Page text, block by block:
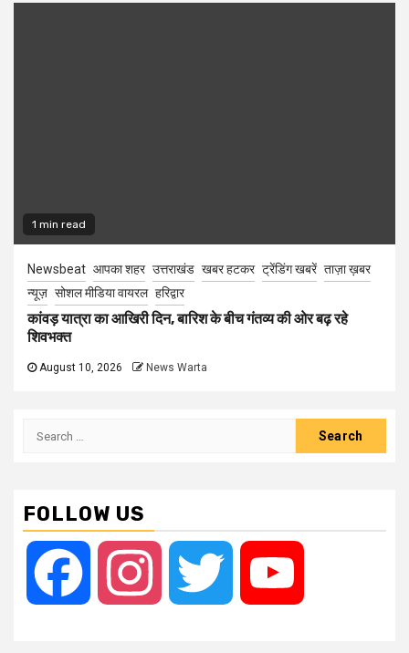
1 min read
Newsbeat आपका शहर उत्तराखंड खबर हटकर ट्रेंडिंग खबरें ताज़ा ख़बर
न्यूज़ सोशल मीडिया वायरल हरिद्वार
कांवड़ यात्रा का आखिरी दिन, बारिश के बीच गंतव्य की ओर बढ़ रहे
शिवभक्त
August 10, 2026 News Warta
Search
FOLLOW US
Facebook Instagram Twitter